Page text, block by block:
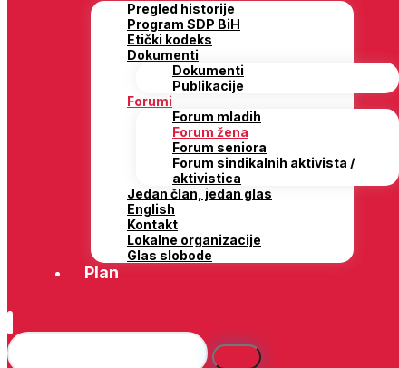
Pregled historije
Program SDP BiH
Etički kodeks
Dokumenti
Dokumenti
Publikacije
Forumi
Forum mladih
Forum žena
Forum seniora
Forum sindikalnih aktivista /
aktivistica
Jedan član, jedan glas
English
Kontakt
Lokalne organizacije
Glas slobode
Plan